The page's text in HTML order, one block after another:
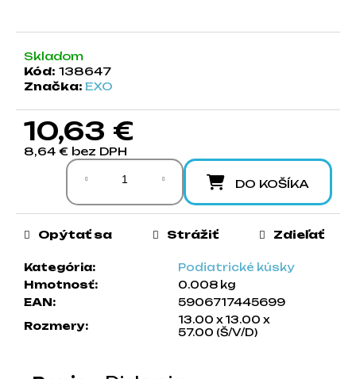
Skladom
Kód: 138647
Značka: EXO
10,63 €
8,64 € bez DPH
Jednotková cena:
DO KOŠÍKA
Kategória:
Podiatrické kúsky
Hmotnosť:
0.008 kg
EAN:
5906717445699
Rozmery:
13.00 x 13.00 x
57.00 (Š/V/D)
Opýtať sa Strážiť Zdieľať
d
p
o
ú
č
m